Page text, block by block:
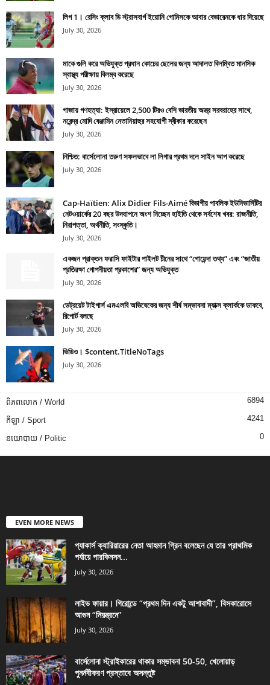
লিগ 1। রেসিং ক্লাব ডি স্ট্রাসবার্গ ইয়োনি গোমিসকে আবার বেভারেনকে ধার দিয়েছে
July 30, 2026
মাকে গুলি করে অভিযুক্ত প্রধান কোচের ছেলের জন্য আদালত বিলম্বিত মানসিক
স্বাস্থ্য পরীক্ষায় বিলম্ব করেছে
July 30, 2026
গাজায় গণহত্যা: ইস্রায়েলে 2,500 টিরও বেশি ভারতীয় অস্ত্র সরবরাহের সাথে,
নরেন্দ্র মোদি বেঞ্জামিন নেতানিয়াহুর সহযোগী স্বীকার করেছেন
July 30, 2026
নিশ্চিত: বার্সেলোনা তরুণ সফলভাবে লা লিগার প্রথম দলে সাইন আপ করেছে
July 30, 2026
Cap-Haïtien: Alix Didier Fils-Aimé বিভাগীয় পাবলিক ইউনিভার্সিটির
নেটওয়ার্কের 20 বছর উদযাপনে অংশ নিচ্ছেন হাইতি থেকে সর্বশেষ খবর: রাজনীতি,
নিরাপত্তা, অর্থনীতি, সংস্কৃতি।
July 30, 2026
একজন প্রাক্তন ফরাসি ফাইটার পাইলট চীনের সাথে “গোয়েন্দা তথ্য” এবং “জাতীয়
প্রতিরক্ষা গোপনীয়তা প্রকাশের” জন্য অভিযুক্ত
July 30, 2026
ডেট্রয়েট টাইগার্স এমএলবি অভিষেকের জন্য শীর্ষ সম্ভাবনা ম্যাক্স ক্লার্ককে ডাকবে,
রিপোর্ট বলছে
July 30, 2026
ভিডিও। $content.TitleNoTags
July 30, 2026
ពិភពលោក / World 6894
កីឡា / Sport 4241
នយោបាយ / Politic 0
EVEN MORE NEWS
প্যাকার্স ক্যারিয়ারের নেতা আহমান গ্রিন বলেছেন যে তার প্রাথমিক
পর্যায়ে পারকিনসন...
July 30, 2026
লাইভ ফায়ার। গিরোন্ডে “প্রথম দিন একটু আশাবাদী”, বিসকারোসে
আগুন “নিয়ন্ত্রনে”
July 30, 2026
বার্সেলোনা স্ট্রাইকারের থাকার সম্ভাবনা 50-50, খেলোয়াড়
পুনর্নবীকরণ প্রস্তাবে অসন্তুষ্ট